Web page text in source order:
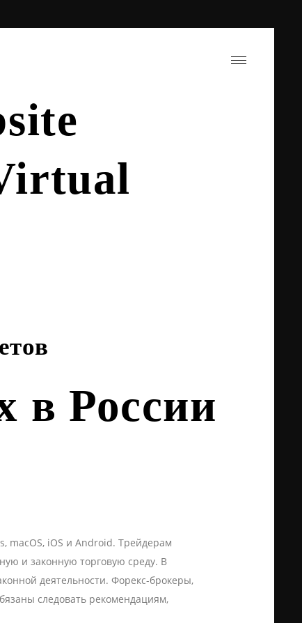
в России
macOS, iOS и Android. Трейдерам
и законную торговую среду. В
деятельности. Форекс-брокеры,
следовать рекомендациям,